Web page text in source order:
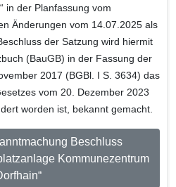
in der Planfassung vom
Änderungen vom 14.07.2025 als
der Satzung wird hiermit
(BauGB) in der Fassung der
2017 (BGBl. I S. 3634) das
vom 20. Dezember 2023
worden ist, bekannt gemacht.
Beschluss
Kommunezentrum